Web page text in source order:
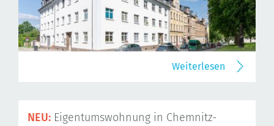
Weiterlesen
NEU: Eigentumswohnung in Chemnitz-